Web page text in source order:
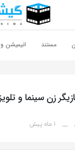
مستند انیمیشن و
زن سینما و
__ 1 ماه پیش